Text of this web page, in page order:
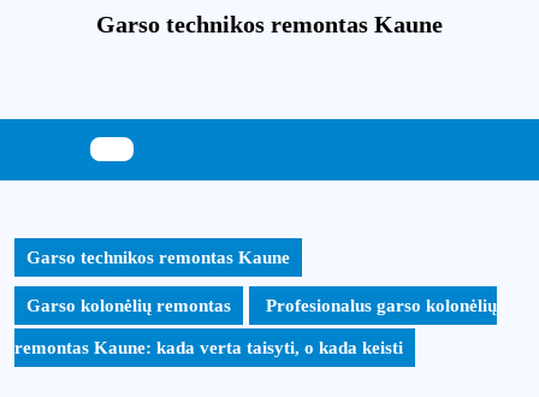
Garso technikos remontas Kaune
Garso technikos remontas Kaune
Garso kolonėlių remontas Profesionalus garso kolonėlių
remontas Kaune: kada verta taisyti, o kada keisti